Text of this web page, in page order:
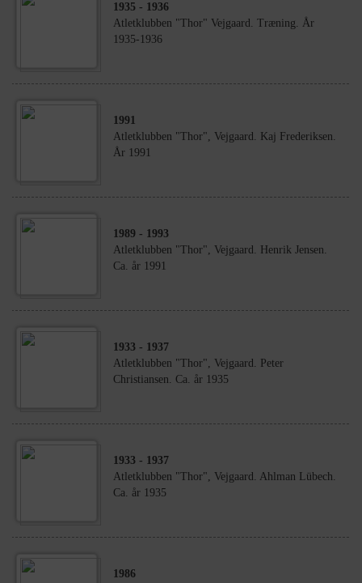
1935 - 1936
Atletklubben "Thor" Vejgaard. Træning. År
1935-1936
1991
Atletklubben "Thor", Vejgaard. Kaj Frederiksen.
År 1991
1989 - 1993
Atletklubben "Thor", Vejgaard. Henrik Jensen.
Ca. år 1991
1933 - 1937
Atletklubben "Thor", Vejgaard. Peter
Christiansen. Ca. år 1935
1933 - 1937
Atletklubben "Thor", Vejgaard. Ahlman Lübech.
Ca. år 1935
1986